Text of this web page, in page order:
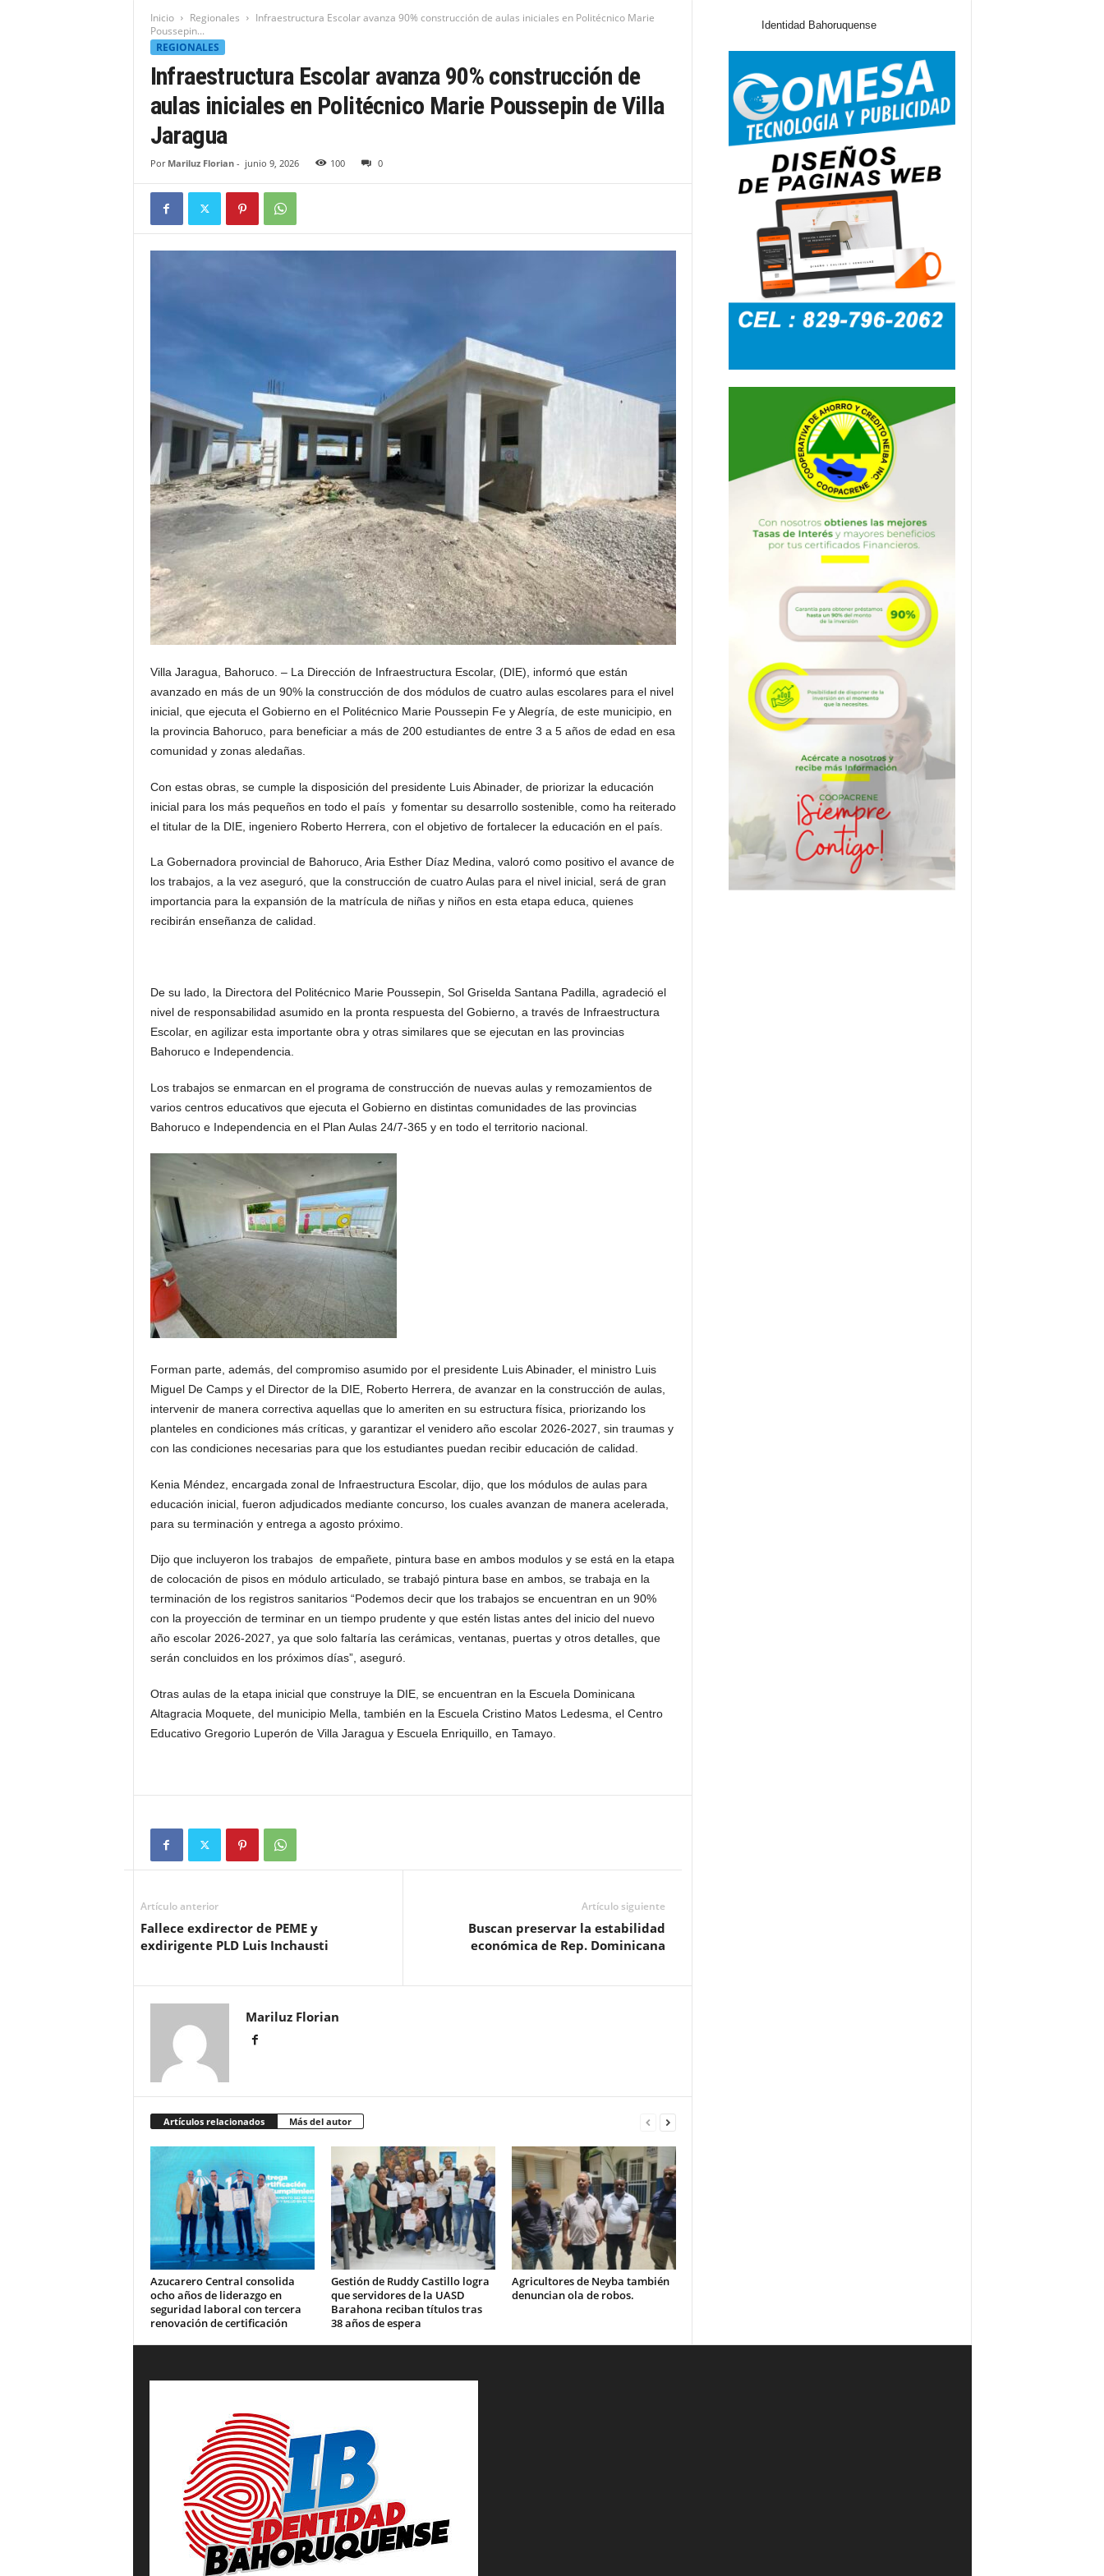
Inicio Regionales
Infraestructura Escolar avanza 90% construcción de aulas iniciales en Politécnico Marie
Poussepin...
REGIONALES
Infraestructura Escolar avanza 90% construcción de
aulas iniciales en Politécnico Marie Poussepin de Villa
Jaragua
Por Mariluz Florian- junio 9, 2026 100 0
Villa Jaragua, Bahoruco. – La Dirección de Infraestructura Escolar, (DIE), informó que están
avanzado en más de un 90% la construcción de dos módulos de cuatro aulas escolares para el nivel
inicial, que ejecuta el Gobierno en el Politécnico Marie Poussepin Fe y Alegría, de este municipio, en
la provincia Bahoruco, para beneficiar a más de 200 estudiantes de entre 3 a 5 años de edad en esa
comunidad y zonas aledañas.
Con estas obras, se cumple la disposición del presidente Luis Abinader, de priorizar la educación
inicial para los más pequeños en todo el país y fomentar su desarrollo sostenible, como ha reiterado
el titular de la DIE, ingeniero Roberto Herrera, con el objetivo de fortalecer la educación en el país.
La Gobernadora provincial de Bahoruco, Aria Esther Díaz Medina, valoró como positivo el avance de
los trabajos, a la vez aseguró, que la construcción de cuatro Aulas para el nivel inicial, será de gran
importancia para la expansión de la matrícula de niñas y niños en esta etapa educa, quienes
recibirán enseñanza de calidad.
De su lado, la Directora del Politécnico Marie Poussepin, Sol Griselda Santana Padilla, agradeció el
nivel de responsabilidad asumido en la pronta respuesta del Gobierno, a través de Infraestructura
Escolar, en agilizar esta importante obra y otras similares que se ejecutan en las provincias
Bahoruco e Independencia.
Los trabajos se enmarcan en el programa de construcción de nuevas aulas y remozamientos de
varios centros educativos que ejecuta el Gobierno en distintas comunidades de las provincias
Bahoruco e Independencia en el Plan Aulas 24/7-365 y en todo el territorio nacional.
Forman parte, además, del compromiso asumido por el presidente Luis Abinader, el ministro Luis
Miguel De Camps y el Director de la DIE, Roberto Herrera, de avanzar en la construcción de aulas,
intervenir de manera correctiva aquellas que lo ameriten en su estructura física, priorizando los
planteles en condiciones más críticas, y garantizar el venidero año escolar 2026-2027, sin traumas y
con las condiciones necesarias para que los estudiantes puedan recibir educación de calidad.
Kenia Méndez, encargada zonal de Infraestructura Escolar, dijo, que los módulos de aulas para
educación inicial, fueron adjudicados mediante concurso, los cuales avanzan de manera acelerada,
para su terminación y entrega a agosto próximo.
Dijo que incluyeron los trabajos de empañete, pintura base en ambos modulos y se está en la etapa
de colocación de pisos en módulo articulado, se trabajó pintura base en ambos, se trabaja en la
terminación de los registros sanitarios “Podemos decir que los trabajos se encuentran en un 90%
con la proyección de terminar en un tiempo prudente y que estén listas antes del inicio del nuevo
año escolar 2026-2027, ya que solo faltaría las cerámicas, ventanas, puertas y otros detalles, que
serán concluidos en los próximos días”, aseguró.
Otras aulas de la etapa inicial que construye la DIE, se encuentran en la Escuela Dominicana
Altagracia Moquete, del municipio Mella, también en la Escuela Cristino Matos Ledesma, el Centro
Educativo Gregorio Luperón de Villa Jaragua y Escuela Enriquillo, en Tamayo.
Artículo anterior
Fallece exdirector de PEME y
exdirigente PLD Luis Inchausti
Artículo siguiente
Buscan preservar la estabilidad
económica de Rep. Dominicana
Mariluz Florian
Artículos relacionados Más del autor
Azucarero Central consolida
ocho años de liderazgo en
seguridad laboral con tercera
renovación de certificación
Gestión de Ruddy Castillo logra
que servidores de la UASD
Barahona reciban títulos tras
38 años de espera
Agricultores de Neyba también
denuncian ola de robos.
Identidad Bahoruquense